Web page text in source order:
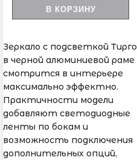
В КОРЗИНУ
Зеркало с подсветкой Тирго
в черной алюминиевой раме
смотрится в интерьере
максимально эффектно.
Практичности модели
добавляют светодиодные
ленты по бокам и
возможность подключения
дополнительных опций,